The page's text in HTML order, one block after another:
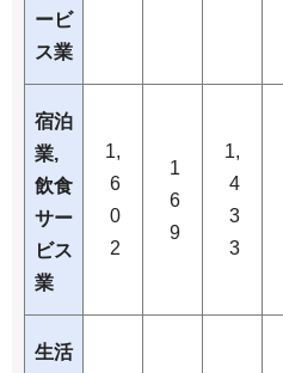
ービ
ス業
宿泊
業,
飲食
サー
ビス
業
1,
6
0
2
1
6
9
1,
4
3
3
生活